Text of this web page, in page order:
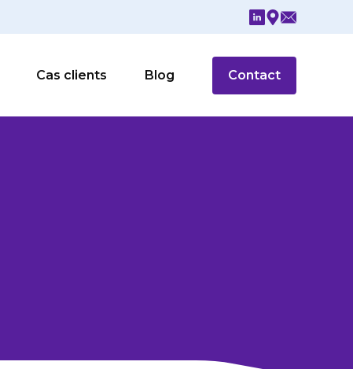
Cas clients Blog Contact